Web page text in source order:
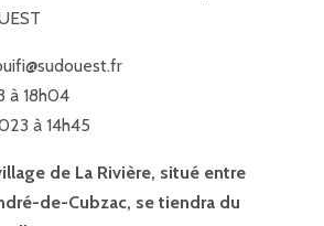
à 18h04
à 14h45
de La Rivière, situé entre
de-Cubzac, se tiendra du